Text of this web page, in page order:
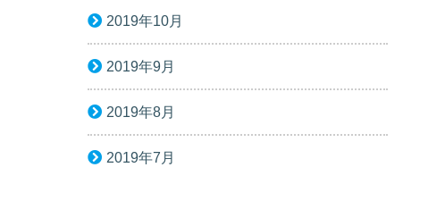
2019年10月
2019年9月
2019年8月
2019年7月